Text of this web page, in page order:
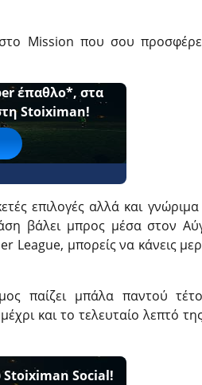
στο Mission που σου
έπαθλο*, στα
Stoiximan!
επιλογές αλλά και
βάλει μπρος μέσα στον
League, μπορείς να κάνεις
παίζει μπάλα παντού
και το τελευταίο λεπτό
Stoiximan Social!